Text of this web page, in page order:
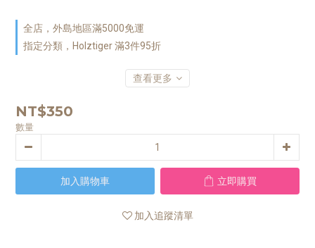
全店，外島地區滿5000免運
指定分類，Holztiger 滿3件95折
查看更多
NT$350
數量
加入購物車 立即購買
加入追蹤清單